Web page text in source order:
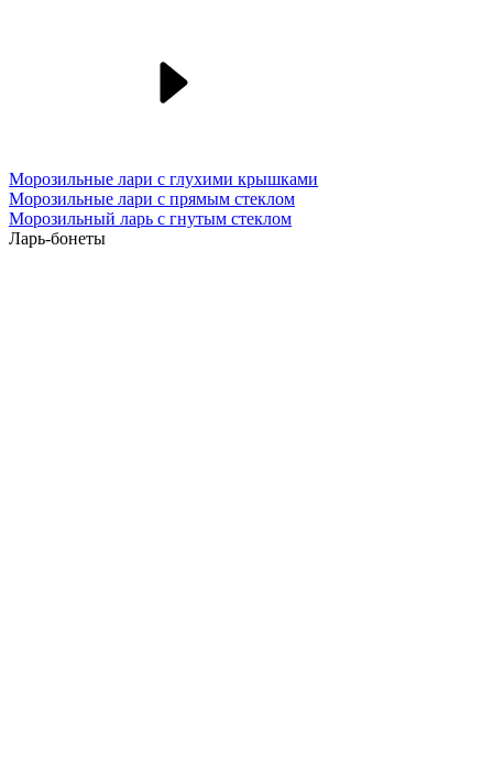
Морозильные лари с глухими крышками
Морозильные лари с прямым стеклом
Морозильный ларь с гнутым стеклом
Ларь-бонеты